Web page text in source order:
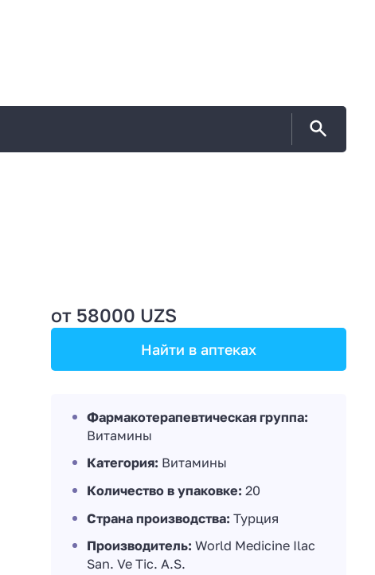
от 58000 UZS
Найти в аптеках
Фармакотерапевтическая группа:
Витамины
Категория: Витамины
Количество в упаковке: 20
Страна производства: Турция
Производитель: World Medicine Ilaс
San. Ve Tic. A.S.